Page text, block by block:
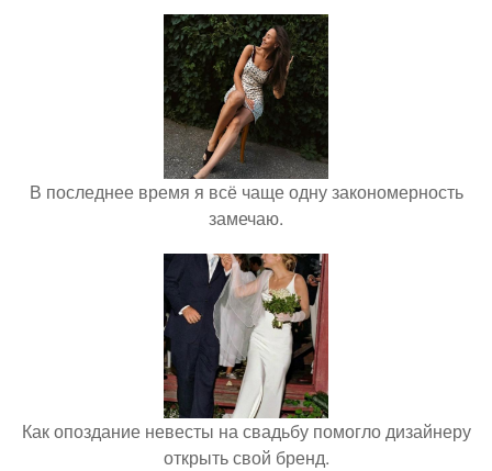
В последнее время я всё чаще одну закономерность
замечаю.
Как опоздание невесты на свадьбу помогло дизайнеру
открыть свой бренд.